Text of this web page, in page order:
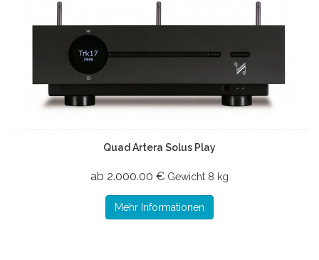
Quad Artera Solus Play
ab 2.000.00 € Gewicht 8 kg
Mehr Informationen